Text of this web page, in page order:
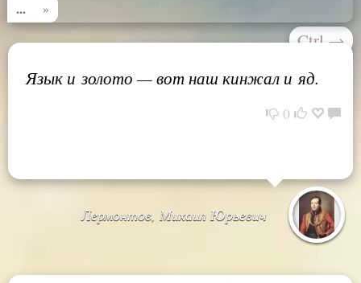
... »
Ctrl →
Язык и золото — вот наш кинжал и яд.
0
Лермонтов, Михаил Юрьевич